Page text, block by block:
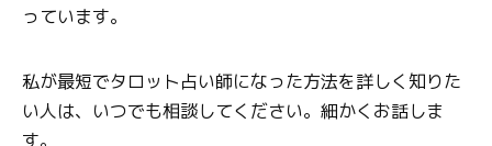
っています。
私が最短でタロット占い師になった方法を詳しく知りた
い人は、いつでも相談してください。細かくお話しま
す。